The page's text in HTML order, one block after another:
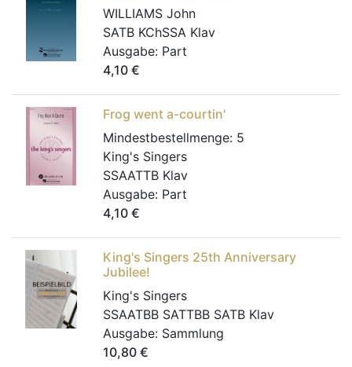
WILLIAMS John
SATB KChSSA Klav
Ausgabe: Part
4,10 €
Frog went a-courtin'
Mindestbestellmenge: 5
King's Singers
SSAATTB Klav
Ausgabe: Part
4,10 €
King's Singers 25th Anniversary
Jubilee!
King's Singers
SSAATBB SATTBB SATB Klav
Ausgabe: Sammlung
10,80 €